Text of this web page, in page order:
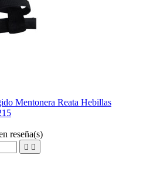
Mentonera Reata Hebillas
reseña(s)
 